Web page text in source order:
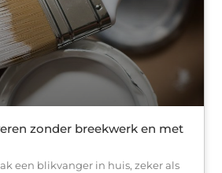
zonder breekwerk en met
een blikvanger in huis, zeker als